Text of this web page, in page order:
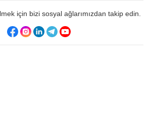
için bizi sosyal ağlarımızdan takip edin.